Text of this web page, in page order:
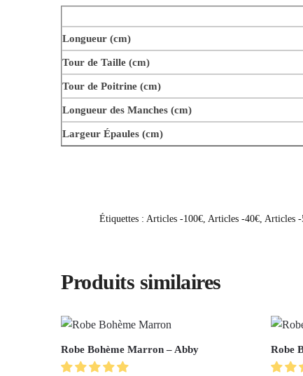
Longueur (cm)
Tour de Taille (cm)
Tour de Poitrine (cm)
Longueur des Manches (cm)
Largeur Épaules (cm)
Étiquettes : Articles -100€, Articles -40€, Articles -
Produits similaires
Robe Bohème Marron – Abby Robe